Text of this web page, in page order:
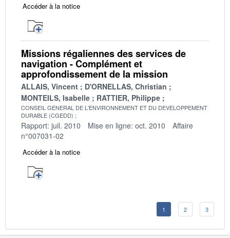
Accéder à la notice
Missions régaliennes des services de
navigation - Complément et
approfondissement de la mission
ALLAIS, Vincent
D'ORNELLAS, Christian
MONTEILS, Isabelle
RATTIER, Philippe
CONSEIL GENERAL DE L'ENVIRONNEMENT ET DU DEVELOPPEMENT
DURABLE (CGEDD)
Rapport: juil. 2010 Mise en ligne: oct. 2010
Affaire
n°007031-02
Accéder à la notice
1 2 3